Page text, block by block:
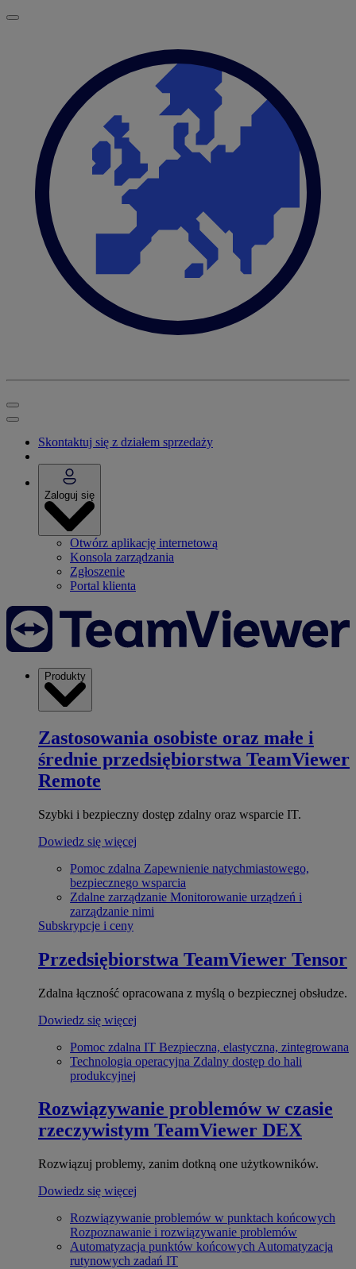
Skontaktuj się z działem sprzedaży
Zaloguj się
Otwórz aplikację internetową
Konsola zarządzania
Zgłoszenie
Portal klienta
Produkty
Zastosowania osobiste oraz małe i
średnie przedsiębiorstwa TeamViewer
Remote
Szybki i bezpieczny dostęp zdalny oraz wsparcie IT.
Dowiedz się więcej
Pomoc zdalna Zapewnienie natychmiastowego,
bezpiecznego wsparcia
Zdalne zarządzanie Monitorowanie urządzeń i
zarządzanie nimi
Subskrypcje i ceny
Przedsiębiorstwa TeamViewer Tensor
Zdalna łączność opracowana z myślą o bezpiecznej obsłudze.
Dowiedz się więcej
Pomoc zdalna IT Bezpieczna, elastyczna, zintegrowana
Technologia operacyjna Zdalny dostęp do hali
produkcyjnej
Rozwiązywanie problemów w czasie
rzeczywistym TeamViewer DEX
Rozwiązuj problemy, zanim dotkną one użytkowników.
Dowiedz się więcej
Rozwiązywanie problemów w punktach końcowych
Rozpoznawanie i rozwiązywanie problemów
Automatyzacja punktów końcowych Automatyzacja
rutynowych zadań IT